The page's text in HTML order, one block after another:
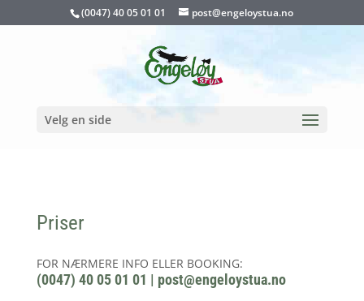
(0047) 40 05 01 01 post@engeloystua.no
Velg en side
Priser
FOR NÆRMERE INFO ELLER BOOKING:
(0047) 40 05 01 01 | post@engeloystua.no